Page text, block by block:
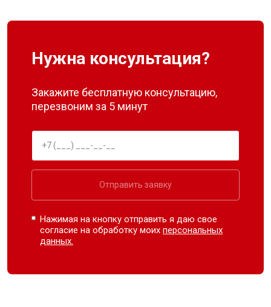
Нужна консультация?
Закажите бесплатную консультацию,
перезвоним за 5 минут
Отправить заявку
Нажимая на кнопку отправить я даю свое
согласие на обработку моихперсональных
данных.